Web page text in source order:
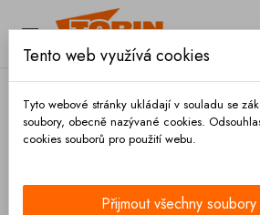

Tento web využívá cookies
Tyto webové stránky ukládají v souladu se
soubory, obecně nazývané cookies.
cookies souborů pro použití webu.
Přijmout všechny